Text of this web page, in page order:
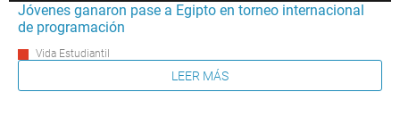
Jóvenes ganaron pase a Egipto en torneo internacional
de programación
Vida Estudiantil
LEER MÁS